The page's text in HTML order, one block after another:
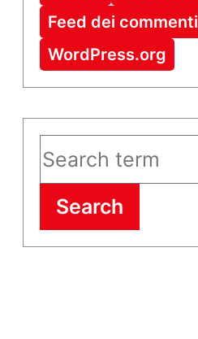
Feed dei commenti
WordPress.org
Search